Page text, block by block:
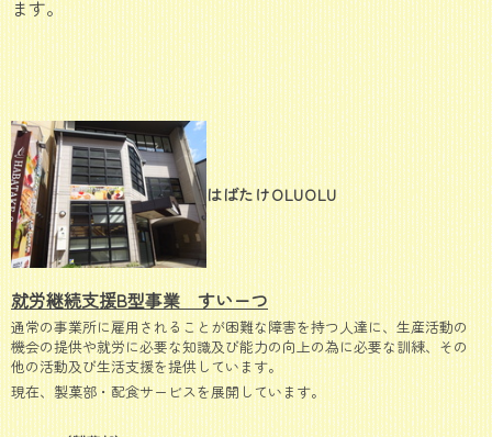
ます。
はばたけOLUOLU
就労継続支援B型事業 すいーつ
通常の事業所に雇用されることが困難な障害を持つ人達に、生産活動の
機会の提供や就労に必要な知識及び能力の向上の為に必要な訓練、その
他の活動及び生活支援を提供しています。
現在、製菓部・配食サービスを展開しています。